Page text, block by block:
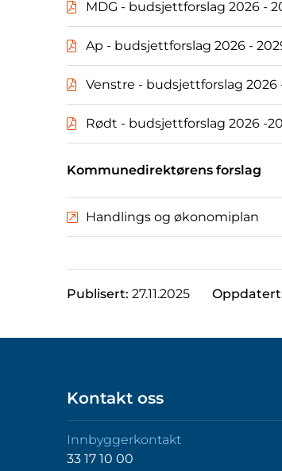
MDG - budsjettforslag 2026 -
Ap - budsjettforslag 2026 -
Venstre - budsjettforslag 2026
Rødt - budsjettforslag 2026 -
Kommunedirektørens forslag
Handlings og økonomiplan
Publisert: 27.11.2025
Kontakt oss
Innbyggerkontakt
33 17 10 00